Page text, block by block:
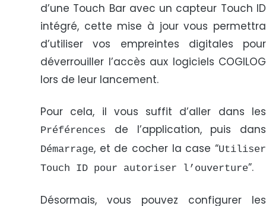
d’une Touch Bar avec un capteur Touch ID
intégré, cette mise à jour vous permettra
d’utiliser vos empreintes digitales pour
déverrouiller l’accès aux logiciels COGILOG
lors de leur lancement.
Pour cela, il vous suffit d’aller dans les
Préférences de l’application, puis dans
Démarrage, et de cocher la case “Utiliser
Touch ID pour autoriser l’ouverture”.
Désormais, vous pouvez configurer les